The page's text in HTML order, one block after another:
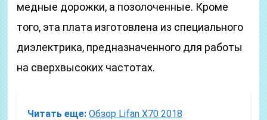
медные дорожки, а позолоченные. Кроме
того, эта плата изготовлена из специального
диэлектрика, предназначенного для работы
на сверхвысоких частотах.
Читать еще: Обзор Lifan X70 2018